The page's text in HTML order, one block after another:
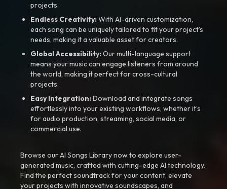
projects.
Endless Creativity:With AI-driven customization,
each song can be uniquely tailored to fit your project’s
needs, making it a valuable asset for creators.
Global Accessibility:Our multi-language support
means your music can engage listeners from around
the world, making it perfect for cross-cultural
projects.
Easy Integration:Download and integrate songs
effortlessly into your existing workflows, whether it’s
for audio production, streaming, social media, or
commercial use.
Browse our AI Songs Library now to explore user-
generated music, crafted with cutting-edge AI technology.
Find the perfect soundtrack for your content, elevate
your projects with innovative soundscapes, and